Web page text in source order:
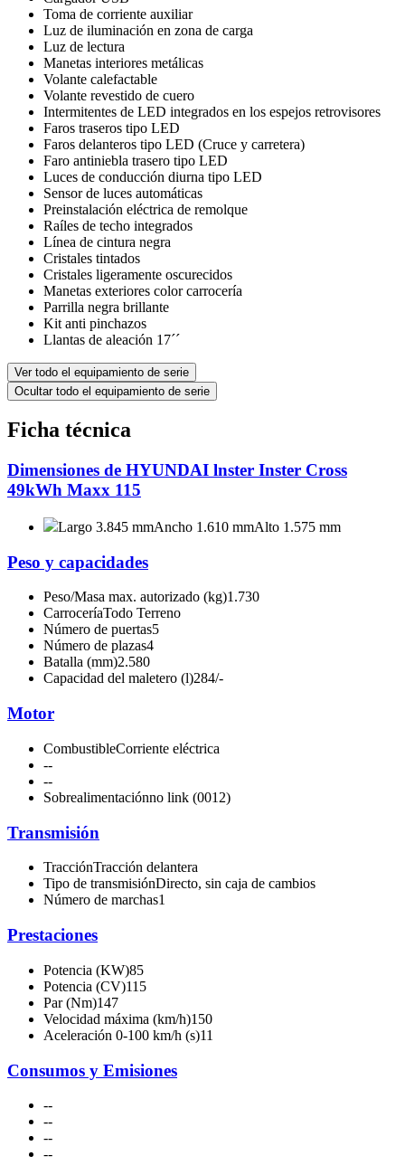
Toma de corriente auxiliar
Luz de iluminación en zona de carga
Luz de lectura
Manetas interiores metálicas
Volante calefactable
Volante revestido de cuero
Intermitentes de LED integrados en los espejos retrovisores
Faros traseros tipo LED
Faros delanteros tipo LED (Cruce y carretera)
Faro antiniebla trasero tipo LED
Luces de conducción diurna tipo LED
Sensor de luces automáticas
Preinstalación eléctrica de remolque
Raíles de techo integrados
Línea de cintura negra
Cristales tintados
Cristales ligeramente oscurecidos
Manetas exteriores color carrocería
Parrilla negra brillante
Kit anti pinchazos
Llantas de aleación 17´´
Ver todo el equipamiento de serie
Ocultar todo el equipamiento de serie
Ficha técnica
Dimensiones de HYUNDAI lnster Inster Cross
49kWh Maxx 115
Largo 3.845 mmAncho 1.610 mmAlto 1.575 mm
Peso y capacidades
Peso/Masa max. autorizado (kg)1.730
CarroceríaTodo Terreno
Número de puertas5
Número de plazas4
Batalla (mm)2.580
Capacidad del maletero (l)284/-
Motor
CombustibleCorriente eléctrica
--
--
Sobrealimentaciónno link (0012)
Transmisión
TracciónTracción delantera
Tipo de transmisiónDirecto, sin caja de cambios
Número de marchas1
Prestaciones
Potencia (KW)85
Potencia (CV)115
Par (Nm)147
Velocidad máxima (km/h)150
Aceleración 0-100 km/h (s)11
Consumos y Emisiones
--
--
--
--